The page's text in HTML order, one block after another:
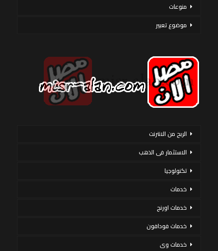
منوعات
موضوع تعبير
الربح من الانترنت
الاستثمار فى الذهب
تكنولوجيا
خدمات
خدمات اورنج
خدمات فودافون
خدمات وى